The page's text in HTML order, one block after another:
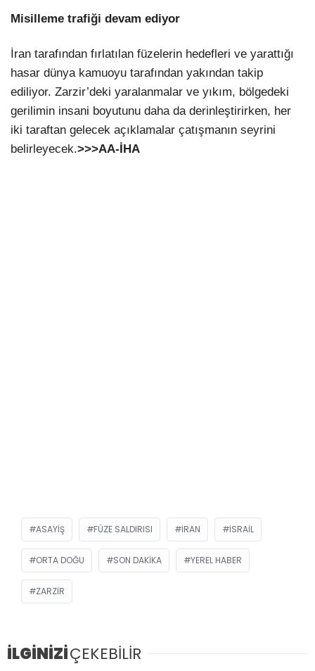
Misilleme trafiği devam ediyor
İran tarafından fırlatılan füzelerin hedefleri ve yarattığı
hasar dünya kamuoyu tarafından yakından takip
ediliyor. Zarzir’deki yaralanmalar ve yıkım, bölgedeki
gerilimin insani boyutunu daha da derinleştirirken, her
iki taraftan gelecek açıklamalar çatışmanın seyrini
belirleyecek.>>>AA-İHA
ASAYIŞ FÜZE SALDIRISI İRAN ISRAIL
ORTA DOĞU SON DAKIKA YEREL HABER
ZARZIR
İLGİNİZİÇEKEBİLİR